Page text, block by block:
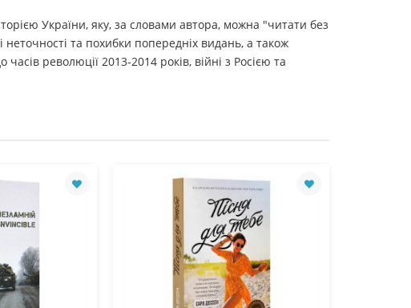
України, яку, за словами автора, можна "читати без
неточності та похибки попередніх видань, а також
революції 2013-2014 років, війні з Росією та